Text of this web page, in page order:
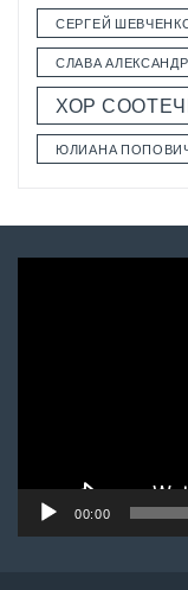
СЕРГЕЙ
СЛАВА
ХОР
ЮЛИАНА
00:00